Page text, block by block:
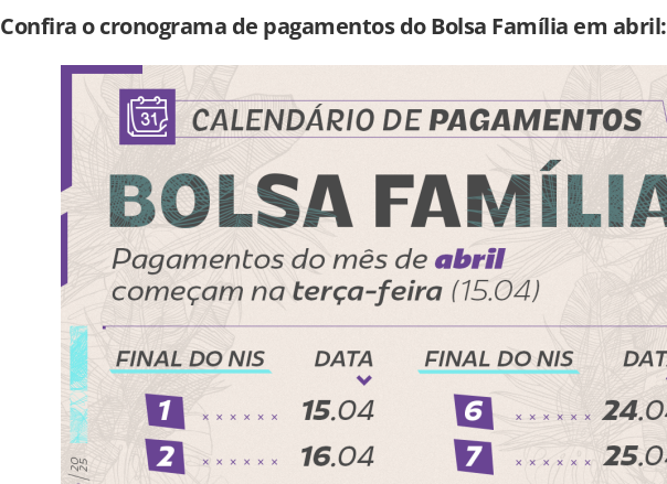
Confira o cronograma de pagamentos do Bolsa Família em abril: